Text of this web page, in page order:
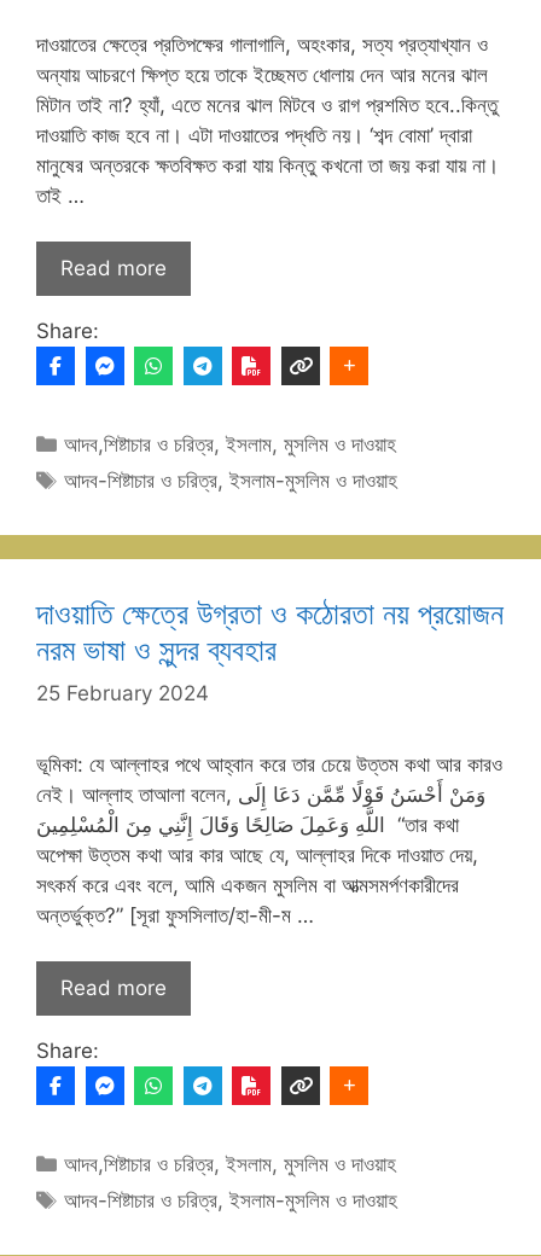
দাওয়াতের ক্ষেত্রে প্রতিপক্ষের গালাগালি, অহংকার, সত্য প্রত্যাখ্যান ও
অন্যায় আচরণে ক্ষিপ্ত হয়ে তাকে ইচ্ছেমত ধোলায় দেন আর মনের ঝাল
মিটান তাই না? হ্যাঁ, এতে মনের ঝাল মিটবে ও রাগ প্রশমিত হবে..কিন্তু
দাওয়াতি কাজ হবে না। এটা দাওয়াতের পদ্ধতি নয়। ‘শব্দ বোমা’ দ্বারা
মানুষের অন্তরকে ক্ষতবিক্ষত করা যায় কিন্তু কখনো তা জয় করা যায় না।
তাই …
Read more
Share:
Categories
আদব,শিষ্টাচার ও চরিত্র,ইসলাম, মুসলিম ও দাওয়াহ
Tags
আদব-শিষ্টাচার ও চরিত্র,ইসলাম-মুসলিম ও দাওয়াহ
দাওয়াতি ক্ষেত্রে উগ্রতা ও কঠোরতা নয় প্রয়োজন
নরম ভাষা ও সুন্দর ব্যবহার
25 February 2024
ভূমিকা: যে আল্লাহর পথে আহ্বান করে তার চেয়ে উত্তম কথা আর কারও
নেই। আল্লাহ তাআলা বলেন, وَمَنْ أَحْسَنُ قَوْلًا مِّمَّن دَعَا إِلَى
اللَّهِ وَعَمِلَ صَالِحًا وَقَالَ إِنَّنِي مِنَ الْمُسْلِمِينَ ‎ “তার কথা
অপেক্ষা উত্তম কথা আর কার আছে যে, আল্লাহর দিকে দাওয়াত দেয়,
সৎকর্ম করে এবং বলে, আমি একজন মুসলিম বা আত্মসমর্পণকারীদের
অন্তর্ভুক্ত?” [সূরা ফুসসিলাত/হা-মী-ম …
Read more
Share:
Categories
আদব,শিষ্টাচার ও চরিত্র,ইসলাম, মুসলিম ও দাওয়াহ
Tags
আদব-শিষ্টাচার ও চরিত্র,ইসলাম-মুসলিম ও দাওয়াহ